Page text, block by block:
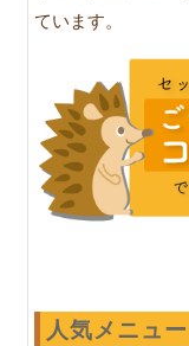
ています。
人気メニュー